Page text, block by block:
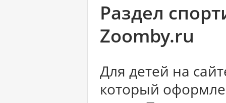
Раздел
Zoomby.ru
Для детей на
который